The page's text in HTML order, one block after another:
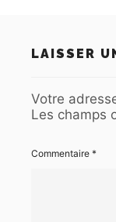
LAISSER
Votre
Les champs
Commentaire *